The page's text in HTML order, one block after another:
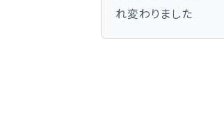
れ変わりました